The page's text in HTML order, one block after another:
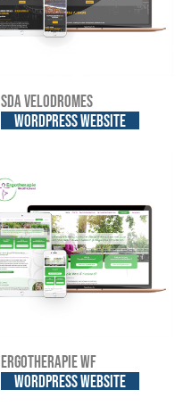
SDA Velodromes
WordPress website
Ergotherapie WF
WordPress website